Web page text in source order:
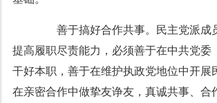
善于搞好合作共事。民主党派成
提高履职尽责能力，必须善于在中共党委
干好本职，善于在维护执政党地位中开展
在亲密合作中做挚友诤友，真诚共事、合